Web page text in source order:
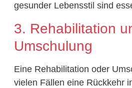
gesunder Lebensstil sind
3. Rehabilitation
Umschulung
Eine Rehabilitation oder
vielen Fällen eine Rückkehr